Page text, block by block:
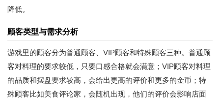
降低。
顾客类型与需求分析
游戏里的顾客分为普通顾客、VIP顾客和特殊顾客三种。普通顾
客对料理的要求较低，只要口感合格就会满意；VIP顾客对料理
的品质和摆盘要求较高，会给出更高的评价和更多的金币；特
殊顾客比如美食评论家，会随机出现，他们的评价会影响店面